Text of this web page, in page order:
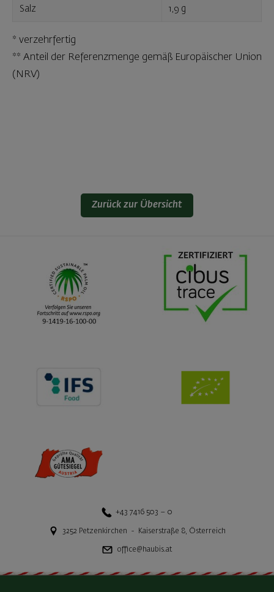
Salz 1,9 g
* verzehrfertig
** Anteil der Referenzmenge gemäß Europäischer Union
(NRV)
Zurück zur Übersicht
+43 7416 503 – 0
3252 Petzenkirchen - Kaiserstraße 8, Österreich
office@haubis.at